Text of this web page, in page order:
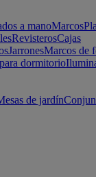
a manoMarcos
RevisterosCajas
JarronesMarcos de
dormitorio
de jardín